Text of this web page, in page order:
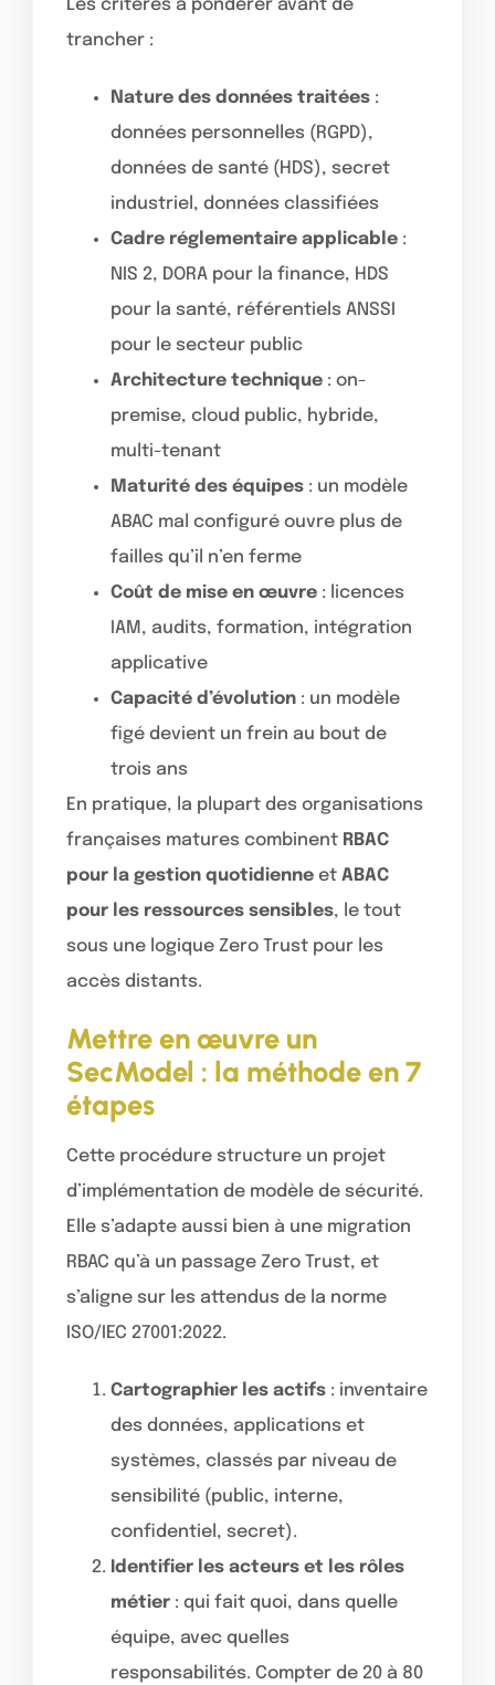
Les critères à pondérer avant de
trancher :
Nature des données traitées :
données personnelles (RGPD),
données de santé (HDS), secret
industriel, données classifiées
Cadre réglementaire applicable :
NIS 2, DORA pour la finance, HDS
pour la santé, référentiels ANSSI
pour le secteur public
Architecture technique : on-
premise, cloud public, hybride,
multi-tenant
Maturité des équipes : un modèle
ABAC mal configuré ouvre plus de
failles qu’il n’en ferme
Coût de mise en œuvre : licences
IAM, audits, formation, intégration
applicative
Capacité d’évolution : un modèle
figé devient un frein au bout de
trois ans
En pratique, la plupart des organisations
françaises matures combinent RBAC
pour la gestion quotidienne et ABAC
pour les ressources sensibles, le tout
sous une logique Zero Trust pour les
accès distants.
Mettre en œuvre un
SecModel : la méthode en 7
étapes
Cette procédure structure un projet
d’implémentation de modèle de sécurité.
Elle s’adapte aussi bien à une migration
RBAC qu’à un passage Zero Trust, et
s’aligne sur les attendus de la norme
ISO/IEC 27001:2022.
Cartographier les actifs : inventaire
des données, applications et
systèmes, classés par niveau de
sensibilité (public, interne,
confidentiel, secret).
Identifier les acteurs et les rôles
métier : qui fait quoi, dans quelle
équipe, avec quelles
responsabilités. Compter de 20 à 80